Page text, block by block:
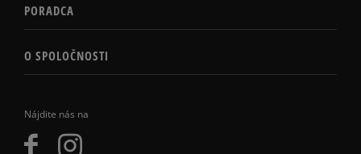
Nájdite nás na
PORADCA
O SPOLOČNOSTI